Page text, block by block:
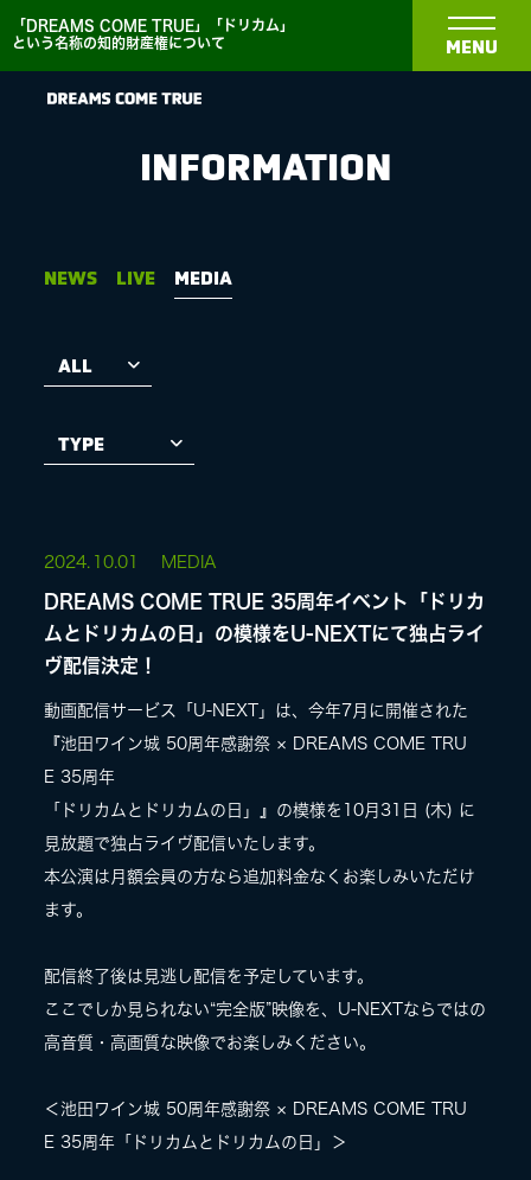
「DREAMS COME TRUE」「ドリカム」
という名称の知的財産権について
MENU
LIVE
SPECIAL SITE
INFORMATION
NEWS LIVE MEDIA
2024. 10.01 MEDIA
DREAMS COME TRUE 35周年イベント「ドリカ
ムとドリカムの日」の模様をU-NEXTにて独占ライ
ヴ配信決定！
動画配信サービス「U-NEXT」は、今年7月に開催された
『池田ワイン城 50周年感謝祭 × DREAMS COME TRU
E 35周年
「ドリカムとドリカムの日」』の模様を10月31日 (木) に
見放題で独占ライヴ配信いたします。
本公演は月額会員の方なら追加料金なくお楽しみいただけ
ます。
配信終了後は見逃し配信を予定しています。
ここでしか見られない“完全版”映像を、U-NEXTならではの
高音質・高画質な映像でお楽しみください。
＜池田ワイン城 50周年感謝祭 × DREAMS COME TRU
E 35周年「ドリカムとドリカムの日」＞